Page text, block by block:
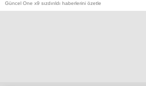
Güncel One x9 sızdırıldı haberlerini özetle